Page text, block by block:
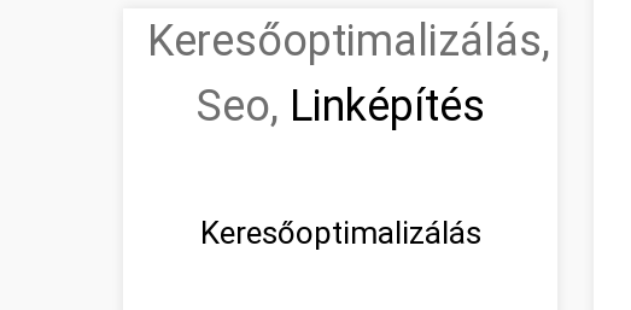
Keresőoptimalizálás,
Seo, Linképítés
Keresőoptimalizálás